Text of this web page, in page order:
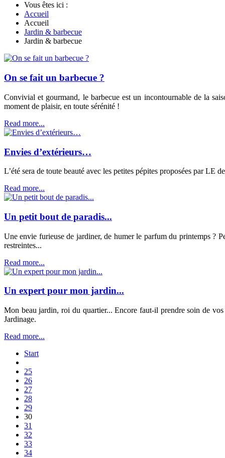
Vous êtes ici :
Accueil
Accueil
Jardin & barbecue
Jardin & barbecue
On se fait un barbecue ?
Convivial et gourmand, le barbecue est un incontournable de la
moment de plaisir, en toute sérénité !
Read more...
Envies d’extérieurs…
L’été sera de toute beauté avec les petites pépites proposées par LE
Read more...
Un petit bout de paradis...
Une envie furieuse de jardiner, de humer le parfum du printemps ?
restreintes...
Read more...
Un expert pour mon jardin...
Mon beau jardin, roi du quartier... Encore faut-il prendre soin de
Jardinage.
Read more...
Start
25
26
27
28
29
30
31
32
33
34